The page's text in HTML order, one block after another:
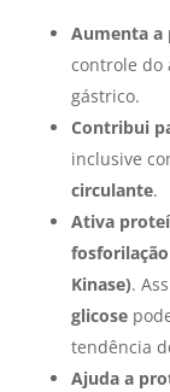
Aumenta a
controle do
gástrico.
Contribui
inclusive
circulante.
Ativa
Kinase).
glicose
tendência
Ajuda a